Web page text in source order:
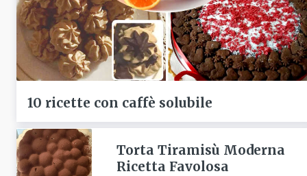
10 ricette con caffè solubile
Torta Tiramisù Moderna
Ricetta Favolosa